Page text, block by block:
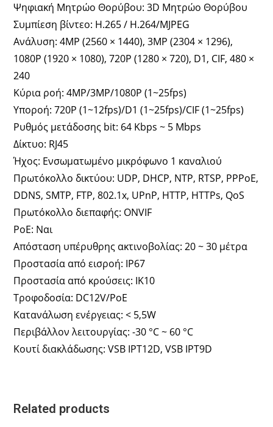
Ψηφιακή Μητρώο Θορύβου: 3D Μητρώο Θορύβου
Συμπίεση βίντεο: H.265 / H.264/MJPEG
Ανάλυση: 4MP (2560 × 1440), 3MP (2304 × 1296),
1080P (1920 × 1080), 720P (1280 × 720), D1, CIF, 480 ×
240
Κύρια ροή: 4MP/3MP/1080P (1~25fps)
Υποροή: 720P (1~12fps)/D1 (1~25fps)/CIF (1~25fps)
Ρυθμός μετάδοσης bit: 64 Kbps ~ 5 Mbps
Δίκτυο: RJ45
Ήχος: Ενσωματωμένο μικρόφωνο 1 καναλιού
Πρωτόκολλο δικτύου: UDP, DHCP, NTP, RTSP, PPPoE,
DDNS, SMTP, FTP, 802.1x, UPnP, HTTP, HTTPs, QoS
Πρωτόκολλο διεπαφής: ONVIF
PoE: Ναι
Απόσταση υπέρυθρης ακτινοβολίας: 20 ~ 30 μέτρα
Προστασία από εισροή: IP67
Προστασία από κρούσεις: IK10
Τροφοδοσία: DC12V/PoE​
Κατανάλωση ενέργειας: < 5,5W
Περιβάλλον λειτουργίας: -30 °C ~ 60 °C
Κουτί διακλάδωσης: VSB IPT12D, VSB IPT9D
Related products